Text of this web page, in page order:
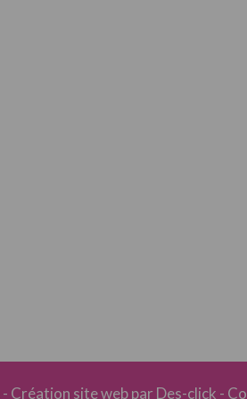
- Création site web par Des-click -